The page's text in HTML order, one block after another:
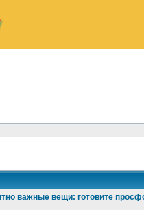
важные вещи: готовите